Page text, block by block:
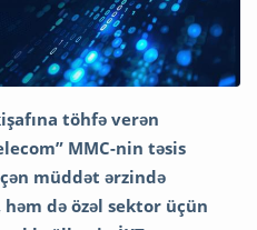
töhfə verən
MMC-nin təsis
müddət ərzində
də özəl sektor üçün